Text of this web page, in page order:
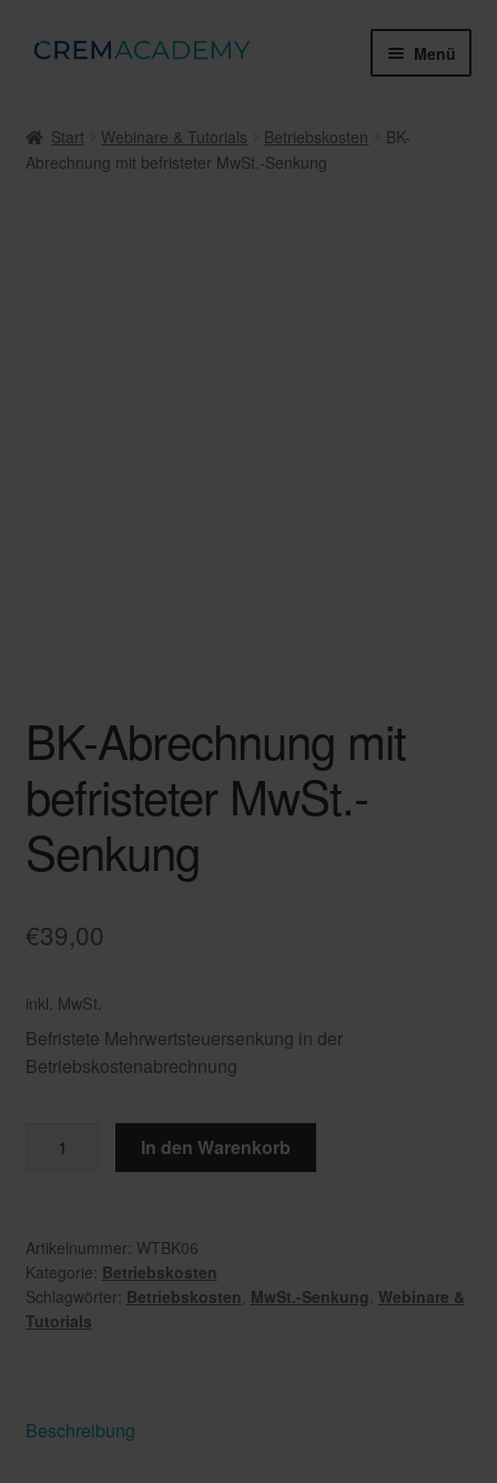
Zur
Zum
Menü
Gruppenschulungen
Start Webinare & Tutorials Betriebskosten
BK-
Abrechnung mit befristeter MwSt.-Senkung
BK-Abrechnung mit
befristeter MwSt.-
Senkung
€39,00
inkl. MwSt.
Befristete Mehrwertsteuersenkung in der
Betriebskostenabrechnung
Abrechnung
MwSt.-
Senkung
Menge
In den Warenkorb
Artikelnummer: WTBK06
Kategorie: Betriebskosten
Schlagwörter: Betriebskosten, MwSt.-Senkung, Webinare &
Tutorials
Beschreibung